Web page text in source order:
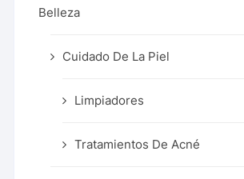
Belleza
Cuidado De La Piel
Limpiadores
Tratamientos De Acné